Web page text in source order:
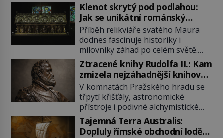
Klenot skrytý pod podlahou:
Jak se unikátní románský
poklad dostal do zapadlého
Bečova?
Příběh relikviáře svatého Maura
dodnes fascinuje historiky i
milovníky záhad po celém světě.
Tato románská zlatnická památka
ze 13. století je po českých
korunovačních klenotech druhým
nejcennějším movitým majetkem v
České republice. Přestože byl
klenot v roce 1985 po dramatickém
pátrání kriminalistů úspěšně
nalezen, jeho minulost stále
Ztracené knihy Rudolfa II.: Kam
zmizela nejzáhadnější knihovna
Evropy?
V komnatách Pražského hradu se
třpytí křišťály, astronomické
přístroje i podivné alchymistické
rukopisy. Císař Rudolf II.
shromažďuje vše, co souvisí s
Tajemná Terra Australis:
Dopluly římské obchodní lodě